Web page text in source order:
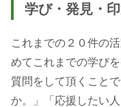
学び・発見・
これまでの２０件の
めてこれまでの学び
質問をして頂くこと
か。」「応援したい